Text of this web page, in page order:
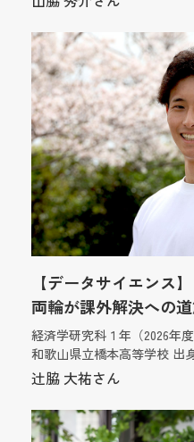
【データサイエンス
両輪が課外解決への
経済学研究科１年（2026年度
和歌山県立橋本高等学校 出
辻脇 大祐さん